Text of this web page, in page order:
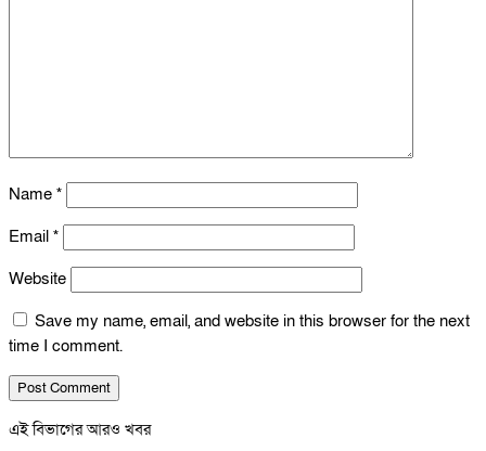
Name *
Email *
Website
Save my name, email, and website in this browser for the next
time I comment.
এই বিভাগের আরও খবর